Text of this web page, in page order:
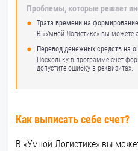
Проблемы, которые решает
Трата времени на
В «Умной Логистике» вы можете
Перевод денежных средств на
Поскольку в программе счет
допустите ошибку в реквизитах.
Как выписать себе счет?
В «Умной Логистике» вы